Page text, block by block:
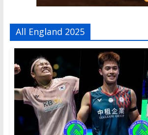
All England 2025